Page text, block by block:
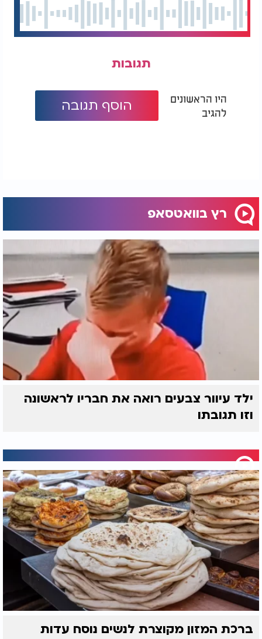
לדברי נאן, מטרת הפרויקט כלל לא הייתה ליצור ארוחה
רגילה, אלא לבחון עד כמה ניתן למתוח את גבולות
עיבוד המזון באמצעות מדע וטכנולוגיה.
נכון לעכשיו, המנה הייחודית אינה מוצעת למכירה, והיא
משמשת כמיצג קולינרי בלבד שנועד להמחיש את
תגובות
היו הראשונים
להגיב
הוסף תגובה
רץ בוואטסאפ
ילד עיוור צבעים רואה את חבריו לראשונה
וזו תגובתו
ברכת המזון מקוצרת לנשים נוסח עדות